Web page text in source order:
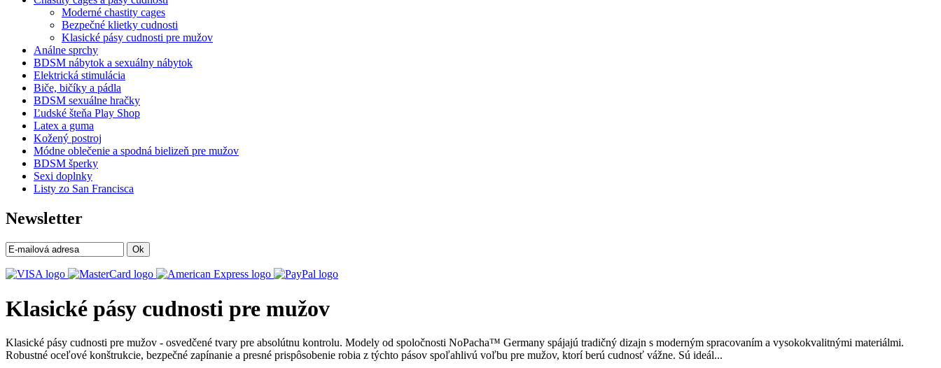
Moderné chastity cages
Bezpečné klietky cudnosti
Klasické pásy cudnosti pre mužov
Análne sprchy
BDSM nábytok a sexuálny nábytok
Elektrická stimulácia
Biče, bičíky a pádla
BDSM sexuálne hračky
Ľudské šteňa Play Shop
Latex a guma
Kožený postroj
Módne oblečenie a spodná bielizeň pre mužov
BDSM šperky
Sexi doplnky
Listy zo San Francisca
Newsletter
Ok
Klasické pásy cudnosti pre mužov
Klasické pásy cudnosti pre mužov - osvedčené tvary pre absolútnu kontrolu. Modely od spoločnosti NoPacha™ Germany spájajú tradičný dizajn s moderným spracovaním a vysokokvalitnými materiálmi.
Robustné oceľové konštrukcie, bezpečné zapínanie a presné prispôsobenie robia z týchto pásov spoľahlivú voľbu pre mužov, ktorí berú cudnosť vážne. Sú ideál...